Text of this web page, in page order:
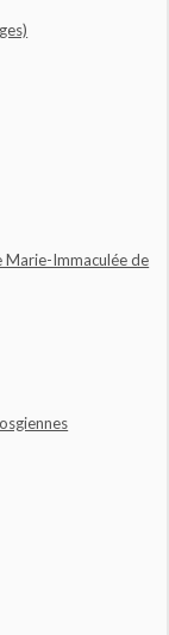
Marie-Immaculée de